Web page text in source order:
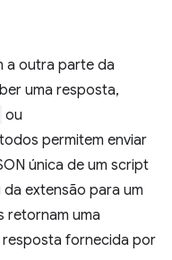
a outra parte da
uma resposta,
ou
permitem enviar
única de um script
extensão para um
retornam uma
resposta fornecida por